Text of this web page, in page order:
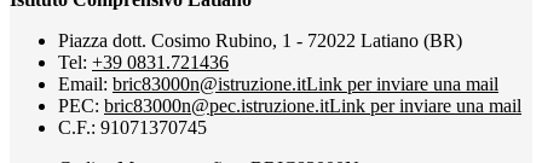
Piazza dott. Cosimo Rubino, 1 - 72022 Latiano (BR)
Tel: +39 0831.721436
Email: bric83000n@istruzione.itLink per inviare una mail
PEC: bric83000n@pec.istruzione.itLink per inviare una mail
C.F.: 91071370745